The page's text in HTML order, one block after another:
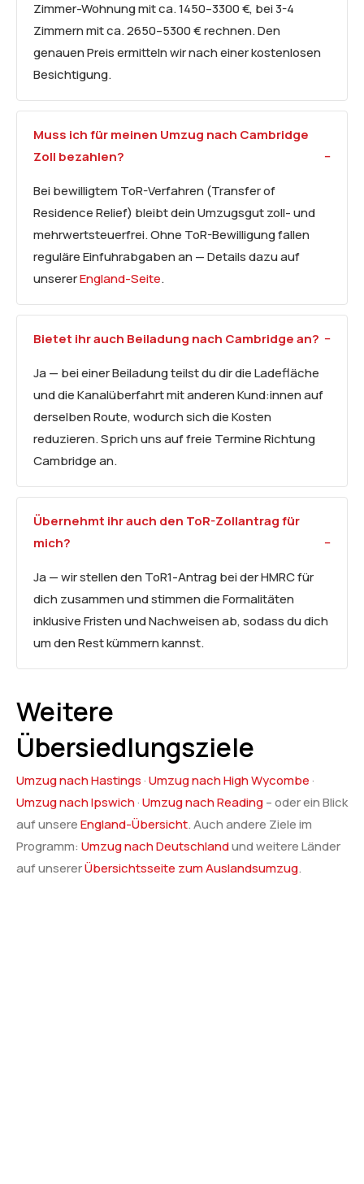
Zimmer-Wohnung mit ca. 1450–3300 €, bei 3-4
Zimmern mit ca. 2650–5300 € rechnen. Den
genauen Preis ermitteln wir nach einer kostenlosen
Besichtigung.
Muss ich für meinen Umzug nach Cambridge
Zoll bezahlen?
Bei bewilligtem ToR-Verfahren (Transfer of
Residence Relief) bleibt dein Umzugsgut zoll- und
mehrwertsteuerfrei. Ohne ToR-Bewilligung fallen
reguläre Einfuhrabgaben an — Details dazu auf
unsererEngland-Seite.
Bietet ihr auch Beiladung nach Cambridge an?
Ja — bei einer Beiladung teilst du dir die Ladefläche
und die Kanalüberfahrt mit anderen Kund:innen auf
derselben Route, wodurch sich die Kosten
reduzieren. Sprich uns auf freie Termine Richtung
Cambridge an.
Übernehmt ihr auch den ToR-Zollantrag für
mich?
Ja — wir stellen den ToR1-Antrag bei der HMRC für
dich zusammen und stimmen die Formalitäten
inklusive Fristen und Nachweisen ab, sodass du dich
um den Rest kümmern kannst.
Weitere
Übersiedlungsziele
Umzug nach Hastings ·Umzug nach High Wycombe ·
Umzug nach Ipswich·Umzug nach Reading– oder ein Blick
auf unsereEngland-Übersicht. Auch andere Ziele im
Programm: Umzug nach Deutschlandund weitere Länder
auf unsererÜbersichtsseite zum Auslandsumzug.